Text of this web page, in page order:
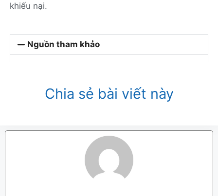
khiếu nại.
Nguồn tham khảo
Chia sẻ bài viết này